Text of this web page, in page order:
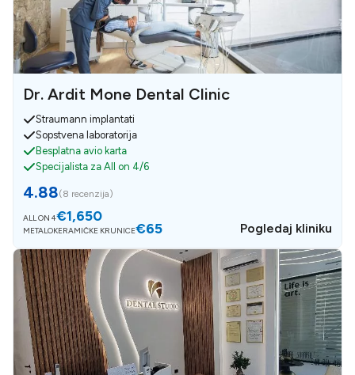
Dr. Ardit Mone Dental Clinic
Straumann implantati
Sopstvena laboratorija
Besplatna avio karta
Specijalista za All on 4/6
4.88(8 recenzija)
ALL ON 4€1,650
METALOKERAMIČKE KRUNICE€65 Pogledaj kliniku